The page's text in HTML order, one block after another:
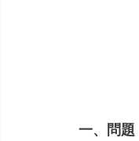
一、問題